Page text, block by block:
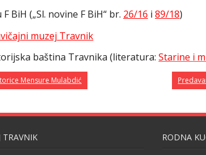
BiH („Sl. novine F BiH“ br. 26/16 i 89/18)
muzej Travnik
baština Travnika (literatura: Starine i
Mensure Mulabdić
TRAVNIK RODNA